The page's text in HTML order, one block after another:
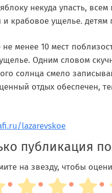
некуда упасть,
крабовое ущелье. детям
менее 10 мест
Одним словом
солнца смело
отдых обеспечен,
lazarevskoe
публикация
на звезду, чтобы